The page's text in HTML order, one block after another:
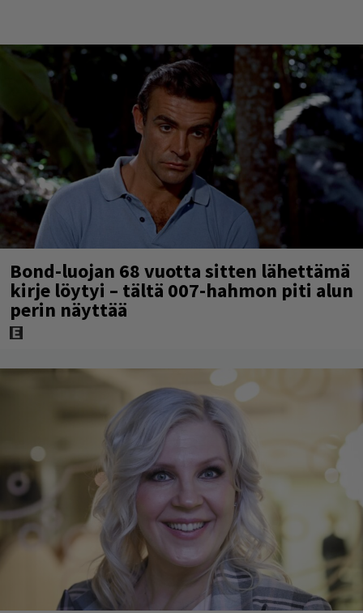
Bond-luojan 68 vuotta sitten lähettämä
kirje löytyi – tältä 007-hahmon piti alun
perin näyttää